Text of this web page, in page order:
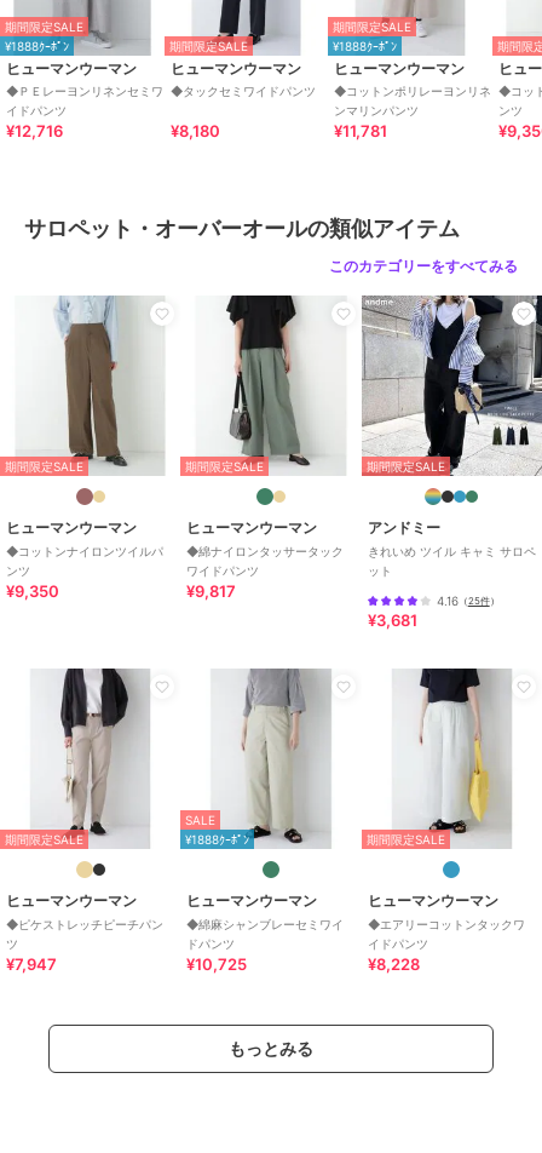
サロペット・オーバーオール
ポリエステル素材
チェック柄/
ルーズストレート
ワイド・バギ
ー/ストレートパンツ/ミッド
期間限定SALE
¥1888ｸｰﾎﾟﾝ
ヒューマンウーマン
◆ＰＥレーヨンリネンセミワ
イドパンツ
¥12,716
期間限定SALE
ヒューマンウーマン
◆タックセミワイドパンツ
¥8,180
期間限定SALE
¥1888ｸｰﾎﾟﾝ
ヒューマンウーマン
◆コットンポリレーヨンリネ
ンマリンパンツ
¥11,781
期間限
ヒュ
◆コッ
ンツ
サロペット・オーバーオールの類似アイテム
このカテゴリーをすべてみる
期間限定SALE
ヒューマンウーマン
◆コットンナイロンツイルパ
ンツ
¥9,350
期間限定SALE
ヒューマンウーマン
◆綿ナイロンタッサータック
ワイドパンツ
¥9,817
期間限定SALE
アンドミー
きれいめ ツイル キャミ サロペ
ット
4.16（25件）
¥3,681
期間限定SALE
ヒューマンウーマン
◆ピケストレッチピーチパン
ツ
¥7,947
SALE
¥1888ｸｰﾎﾟﾝ
ヒューマンウーマン
◆綿麻シャンブレーセミワイ
ドパンツ
¥10,725
期間限定SALE
ヒューマンウーマン
◆エアリーコットンタックワ
イドパンツ
¥8,228
もっとみる